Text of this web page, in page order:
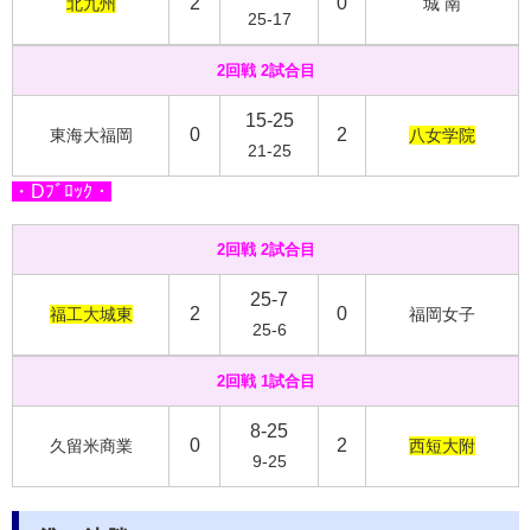
25-17
2回戦 2試合目
東海大福岡 0
15-25
21-25
2 八女学院
・Dﾌﾞﾛｯｸ・
2回戦 2試合目
福工大城東 2
25-7
25-6
0 福岡女子
2回戦 1試合目
久留米商業 0
8-25
9-25
2 西短大附